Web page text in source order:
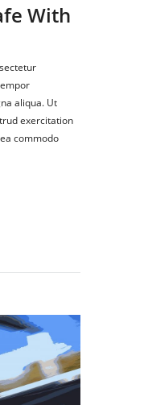
With
aliqua. Ut
exercitation
commodo